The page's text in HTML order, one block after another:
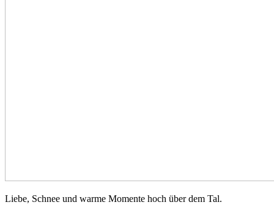
Liebe, Schnee und warme Momente hoch über dem Tal.